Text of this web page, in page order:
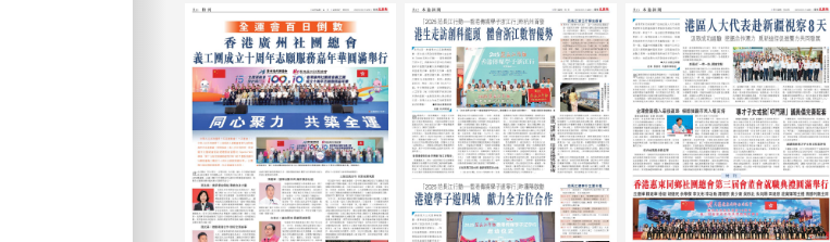
A18：體育
A19：國際
A20：國際
B01：財經
B02：廣告